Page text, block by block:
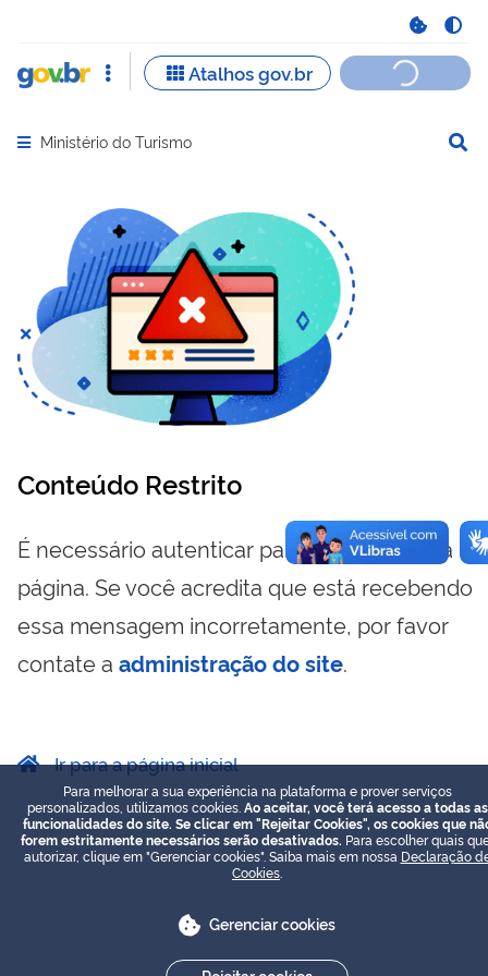
Abrir menu principal de navegação
Ministério do Turismo
Conteúdo Restrito
É necessário autenticar para visualizar essa
página. Se você acredita que está recebendo
essa mensagem incorretamente, por favor
contate a administração do site.
Ir para a página inicial
Para melhorar a sua experiência na plataforma e prover serviços
personalizados, utilizamos cookies. Ao aceitar, você terá acesso a todas as
funcionalidades do site. Se clicar em "Rejeitar Cookies", os cookies que
forem estritamente necessários serão desativados. Para escolher quais
autorizar, clique em "Gerenciar cookies". Saiba mais em nossa Declaração
Cookies
Gerenciar cookies